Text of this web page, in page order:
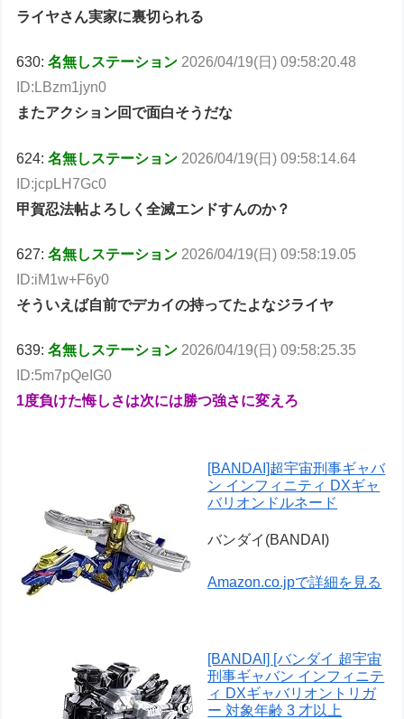
ライヤさん実家に裏切られる
630:名無しステーション 2026/04/19(日) 09:58:20.48
ID:LBzm1jyn0
またアクション回で面白そうだな
624:名無しステーション 2026/04/19(日) 09:58:14.64
ID:jcpLH7Gc0
甲賀忍法帖よろしく全滅エンドすんのか？
627:名無しステーション 2026/04/19(日) 09:58:19.05
ID:iM1w+F6y0
そういえば自前でデカイの持ってたよなジライヤ
639:名無しステーション 2026/04/19(日) 09:58:25.35
ID:5m7pQeIG0
1度負けた悔しさは次には勝つ強さに変えろ
[BANDAI]超宇宙刑事ギャバ
ン インフィニティ DXギャ
バリオンドルネード
バンダイ(BANDAI)
Amazon.co.jpで詳細を見る
[BANDAI] [バンダイ 超宇宙
刑事ギャバン インフィニテ
ィ DXギャバリオントリガ
ー 対象年齢 3 才以上